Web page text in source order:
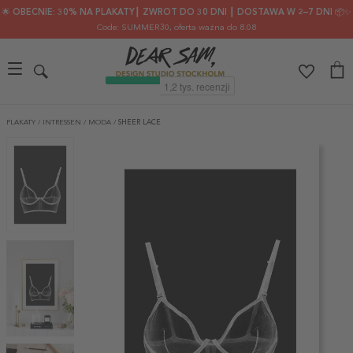
🌟 OBECNIE: 30% NA PLAKATY┃ ZWROT DO 30 DNI ┃ DOSTAWA W 2–7 DNI 📦✨
Code: SUMMER30, oferta ważna do 8.08
PLAKATY / INTRESSEN / MODA / SHEER LACE